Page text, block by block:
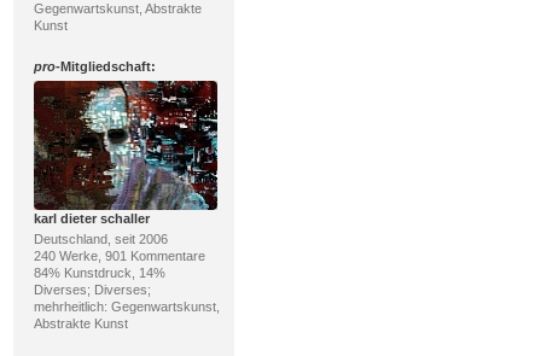
Gegenwartskunst, Abstrakte
Kunst
pro-Mitgliedschaft:
karl dieter schaller
Deutschland, seit 2006
240 Werke, 901 Kommentare
84% Kunstdruck, 14%
Diverses; Diverses;
mehrheitlich: Gegenwartskunst,
Abstrakte Kunst